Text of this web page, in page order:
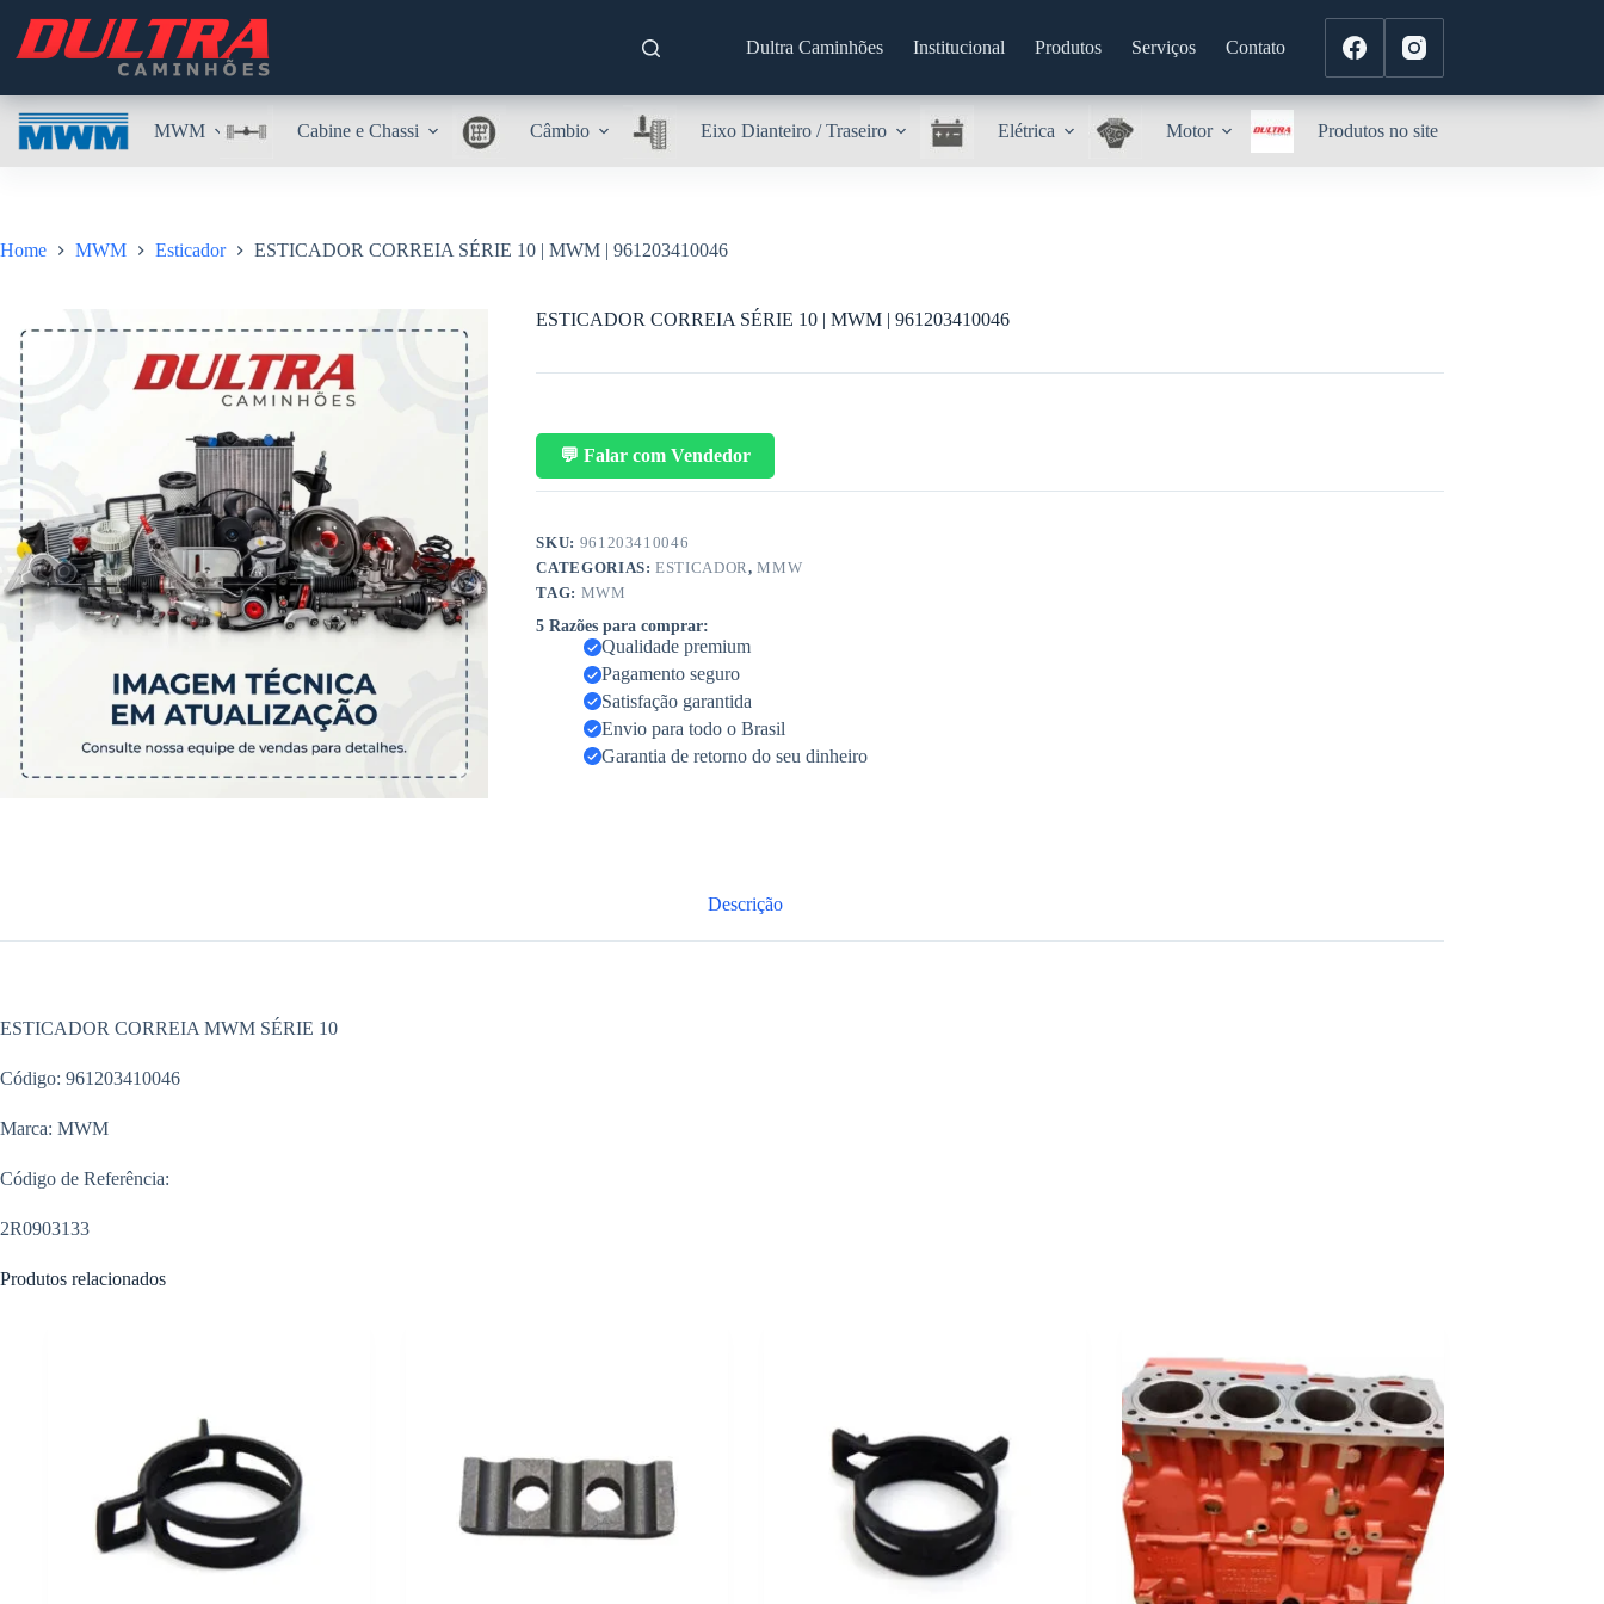
para
Dultra Caminhões Institucional Produtos Serviços Contato
MWM Cabine e Chassi Câmbio Eixo Dianteiro / Traseiro Elétrica Motor Produtos no site
Home MWM Esticador ESTICADOR CORREIA SÉRIE 10 | MWM | 961203410046
ESTICADOR CORREIA SÉRIE 10 | MWM | 961203410046
💬 Falar com Vendedor
SKU: 961203410046
CATEGORIAS:ESTICADOR,MMW
TAG: MWM
5 Razões para comprar:
Qualidade premium
Pagamento seguro
Satisfação garantida
Envio para todo o Brasil
Garantia de retorno do seu dinheiro
Descrição
ESTICADOR CORREIA MWM SÉRIE 10
Código: 961203410046
Marca: MWM
Código de Referência:
2R0903133
Produtos relacionados